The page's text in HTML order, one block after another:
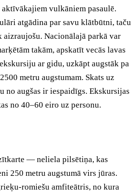
vulkāniem pasaulē.
atgādina par savu klātbūtni, taču
aizraujošu. Nacionālajā parkā var
takām, apskatīt vecās lavas
ar gidu, uzkāpt augstāk pa
metru augstumam. Skats uz
no augšas ir iespaidīgs. Ekskursijas
no 40–60 eiro uz personu.
— neliela pilsētiņa, kas
250 metru augstumā virs jūras.
romiešu amfiteātris, no kura